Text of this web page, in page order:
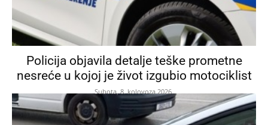
Policija objavila detalje teške prometne
nesreće u kojoj je život izgubio motociklist
Subota, 8. kolovoza 2026.